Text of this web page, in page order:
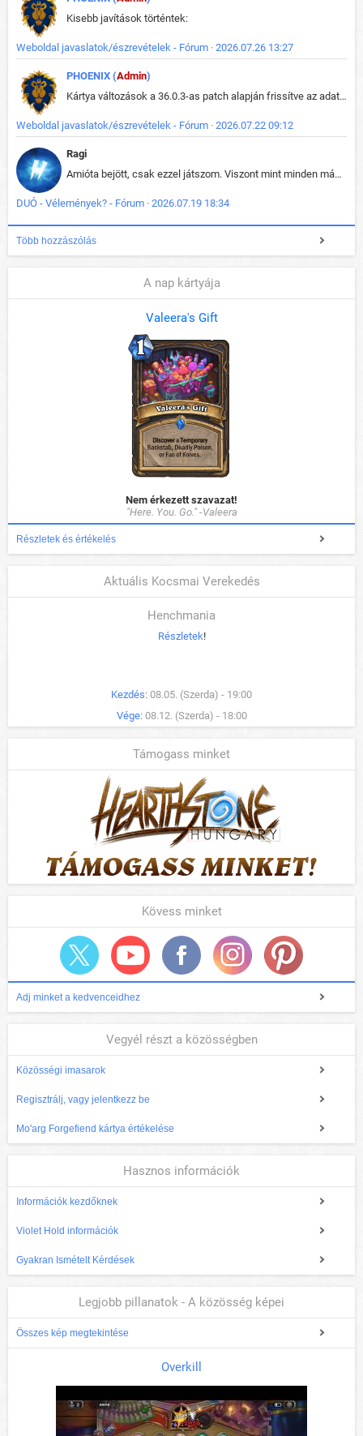
Kisebb javítások történtek:
Weboldal javaslatok/észrevételek - Fórum · 2026.07.26 13:27
PHOENIX (Admin)
Kártya változások a 36.0.3-as patch alapján frissítve az adatbázisban (képek is cserélve).
Weboldal javaslatok/észrevételek - Fórum · 2026.07.22 09:12
Ragi
Amióta bejött, csak ezzel játszom. Viszont mint minden más - akár az alapjáték is, ez is baromira összetett lett. Néha már pár kör után is esélytelen az egész. Vagy irreállisan túltápol valaki, vagy lelép a partner, vagy csak hülye mint a segg. És amikor eljönne az én időm, na akkor jön el mindenki másé is. Engem jobban érdekelne, hogy ki milyen ratingen szokott játszani. Na ez lenne egy érdekes adat.
DUÓ - Vélemények? - Fórum · 2026.07.19 18:34
Több hozzászólás
A nap kártyája
Valeera's Gift
Nem érkezett szavazat!
"Here. You. Go." -Valeera
Részletek és értékelés
Aktuális Kocsmai Verekedés
Henchmania
Részletek!
Kezdés: 08.05. (Szerda) - 19:00
Vége: 08.12. (Szerda) - 18:00
Támogass minket
Kövess minket
Adj minket a kedvenceidhez
Vegyél részt a közösségben
Közösségi imasarok
Regisztrálj, vagy jelentkezz be
Mo'arg Forgefiend kártya értékelése
Hasznos információk
Információk kezdőknek
Violet Hold információk
Gyakran Ismételt Kérdések
Legjobb pillanatok - A közösség képei
Összes kép megtekintése
Overkill